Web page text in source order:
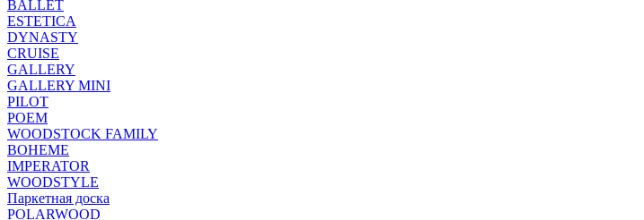
BALLET
ESTETICA
DYNASTY
CRUISE
GALLERY
GALLERY MINI
PILOT
POEM
WOODSTOCK FAMILY
BOHEME
IMPERATOR
WOODSTYLE
Паркетная доска
POLARWOOD